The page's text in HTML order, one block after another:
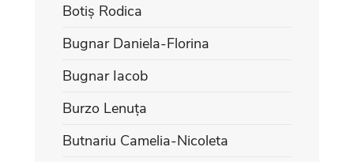
Botiș Rodica
Bugnar Daniela-Florina
Bugnar Iacob
Burzo Lenuța
Butnariu Camelia-Nicoleta